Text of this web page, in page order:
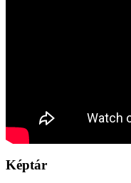
Képtár